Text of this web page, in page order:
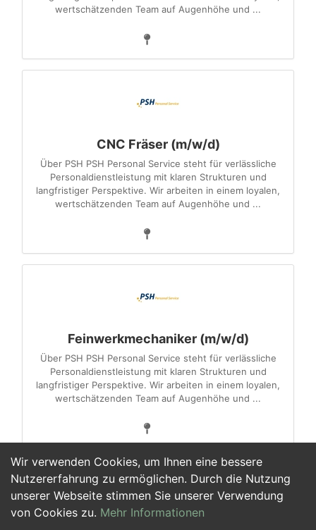
Wir verwenden Cookies, um Ihnen eine bessere
Nutzererfahrung zu ermöglichen. Durch die Nutzung
unserer Webseite stimmen Sie unserer Verwendung
von Cookies zu. Mehr Informationen
wertschätzenden Team auf Augenhöhe und ...
CNC Fräser (m/w/d)
Über PSH PSH Personal Service steht für verlässliche
Personaldienstleistung mit klaren Strukturen und
langfristiger Perspektive. Wir arbeiten in einem loyalen,
wertschätzenden Team auf Augenhöhe und ...
Feinwerkmechaniker (m/w/d)
Über PSH PSH Personal Service steht für verlässliche
Personaldienstleistung mit klaren Strukturen und
langfristiger Perspektive. Wir arbeiten in einem loyalen,
wertschätzenden Team auf Augenhöhe und ...
1 2 3 4 5 >